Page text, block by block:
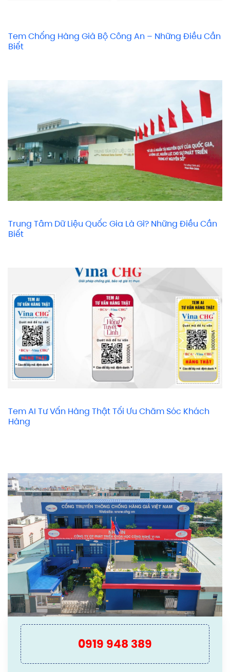
Tem Chống Hàng Giả Bộ Công An – Những Điều Cần
Biết
Trung Tâm Dữ Liệu Quốc Gia Là Gì? Những Điều Cần
Biết
Tem AI Tư Vấn Hàng Thật Tối Ưu Chăm Sóc Khách
Hàng
0919 948 389